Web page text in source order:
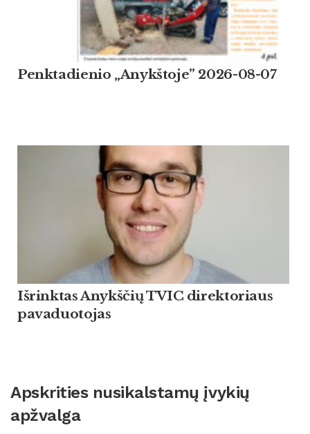
Penktadienio „Anykštoje” 2026-08-07
Išrinktas Anykščių TVIC direktoriaus
pavaduotojas
Apskrities nusikalstamų įvykių
apžvalga